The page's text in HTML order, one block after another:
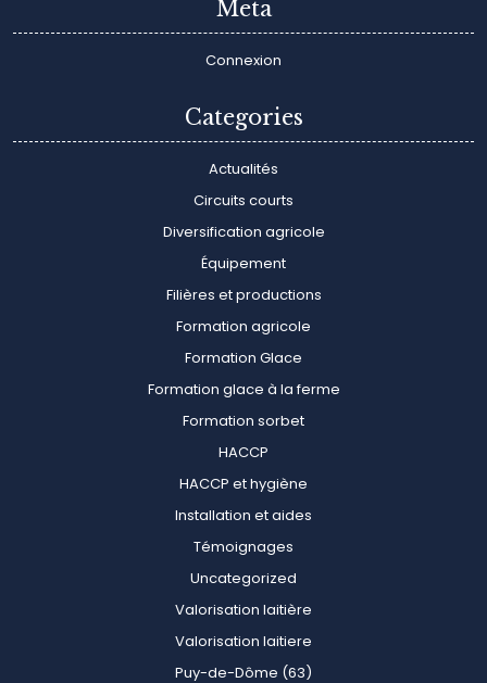
Meta
Connexion
Categories
Actualités
Circuits courts
Diversification agricole
Équipement
Filières et productions
Formation agricole
Formation Glace
Formation glace à la ferme
Formation sorbet
HACCP
HACCP et hygiène
Installation et aides
Témoignages
Uncategorized
Valorisation laitière
Valorisation laitiere
Puy-de-Dôme (63)